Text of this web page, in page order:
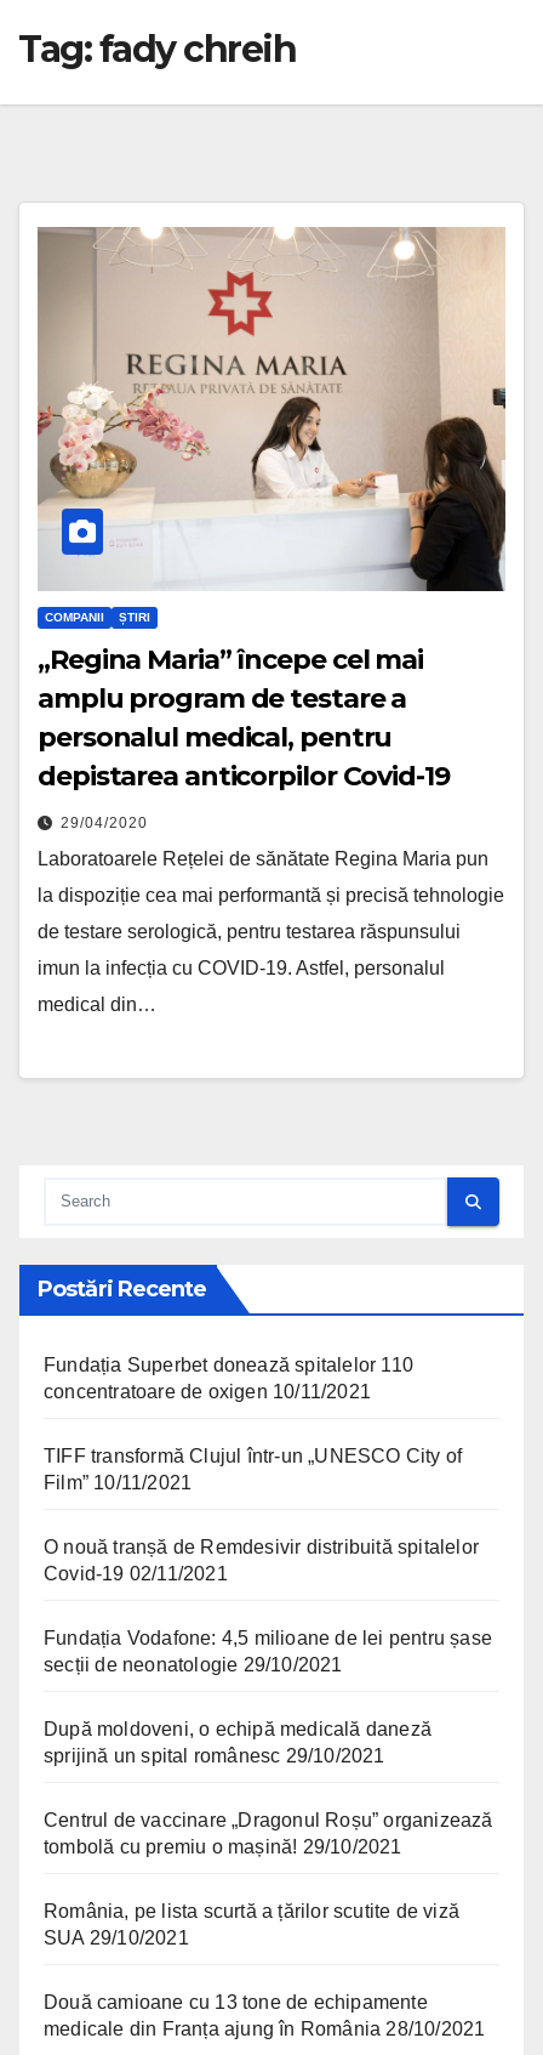
Tag:fady chreih
COMPANII ȘTIRI
„Regina Maria” începe cel mai
amplu program de testare a
personalul medical, pentru
depistarea anticorpilor Covid-19
29/04/2020
Laboratoarele Rețelei de sănătate Regina Maria pun
la dispoziție cea mai performantă și precisă tehnologie
de testare serologică, pentru testarea răspunsului
imun la infecția cu COVID-19. Astfel, personalul
medical din…
Postări Recente
Fundația Superbet donează spitalelor 110
concentratoare de oxigen 10/11/2021
TIFF transformă Clujul într-un „UNESCO City of
Film” 10/11/2021
O nouă tranșă de Remdesivir distribuită spitalelor
Covid-19 02/11/2021
Fundația Vodafone: 4,5 milioane de lei pentru șase
secții de neonatologie 29/10/2021
După moldoveni, o echipă medicală daneză
sprijină un spital românesc 29/10/2021
Centrul de vaccinare „Dragonul Roșu” organizează
tombolă cu premiu o mașină! 29/10/2021
România, pe lista scurtă a țărilor scutite de viză
SUA 29/10/2021
Două camioane cu 13 tone de echipamente
medicale din Franța ajung în România 28/10/2021